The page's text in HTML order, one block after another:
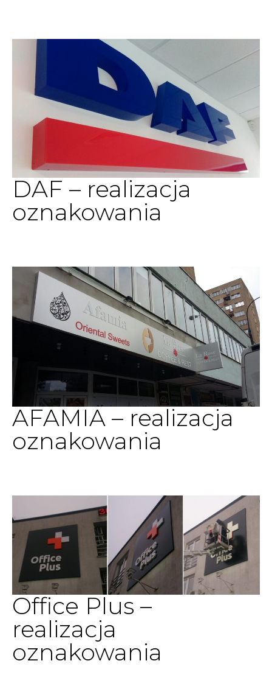
DAF – realizacja
oznakowania
AFAMIA – realizacja
oznakowania
Office Plus –
realizacja
oznakowania